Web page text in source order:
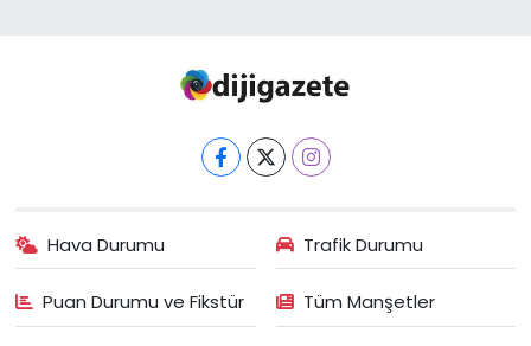
Hava Durumu Trafik Durumu
Puan Durumu ve Fikstür Tüm Manşetler